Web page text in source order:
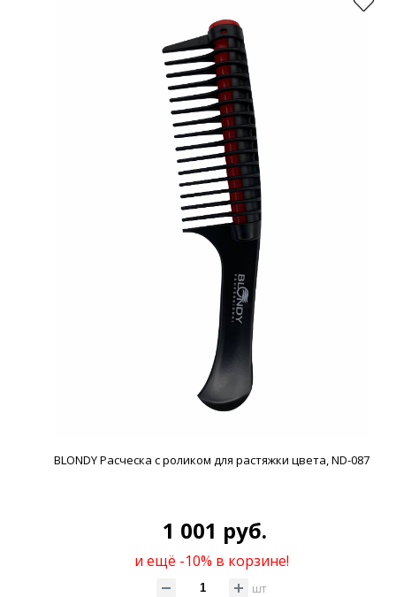
BLONDY Расческа с роликом для растяжки цвета, ND-087
1 001 руб.
и ещё -10% в корзине!
шт